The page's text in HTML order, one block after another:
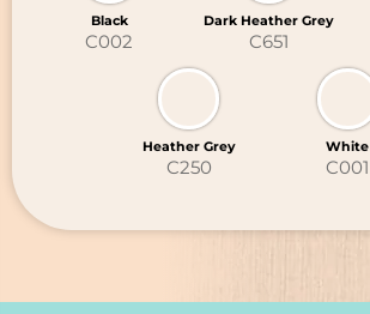
Black
C002
Dark Heather Grey
C651
Heather Grey
C250
White
C001